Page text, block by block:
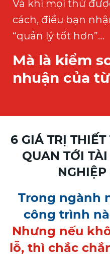
Và khi mọi thứ
cách, điều bạn
“quản lý tốt hơn”…
Mà là kiểm
nhuận của
6 GIÁ TRỊ
QUAN TỚI
Trong ngành
công trình
Nhưng nếu
lỗ, thì chắc